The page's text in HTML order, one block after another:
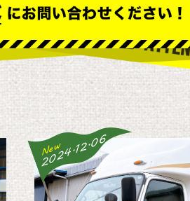
New
2024.12.06